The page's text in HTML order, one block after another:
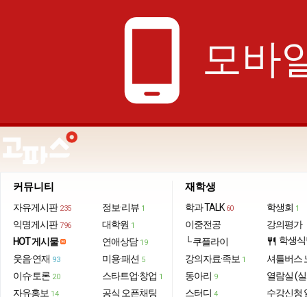
phone_android 모바
커뮤니티
자유게시판 235
익명게시판 796
HOT 게시물
웃음·연재 93
이슈·토론 20
자유홍보 14
정보·리뷰 1
대학원 1
연애상담 19
미용·패션 5
스타트업·창업 1
공식 오픈채팅
재학생
학과 TALK 60
이중전공
└ 쿠플라이
강의자료·족보 1
동아리 9
스터디 4
학생회 1
강의평가
restaurant 학생
셔틀버스
열람실 (
수강신청